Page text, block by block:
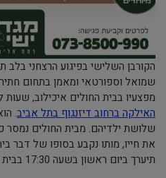
הקורבן השלישי בפיגוע הרצחני בלב
שמואל וספורטאי ומאמן בתחום
מפצעיו בבית החולים איכילוב,
האילקה ברחוב דיזנגוף בתל אביב.
שלושת ילדיהם. מבית החולים נמסר
את חייו, מותו נקבע בסופו של דבר
תיערך ביום ראשון בשעה 17:30 בבית העלמין בקיבוץ גינוסר.